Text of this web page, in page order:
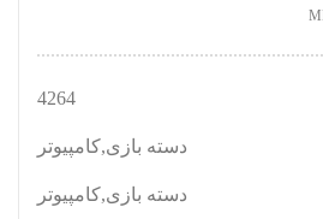
4264
دسته بازی,کامپیوتر
دسته بازی,کامپیوتر